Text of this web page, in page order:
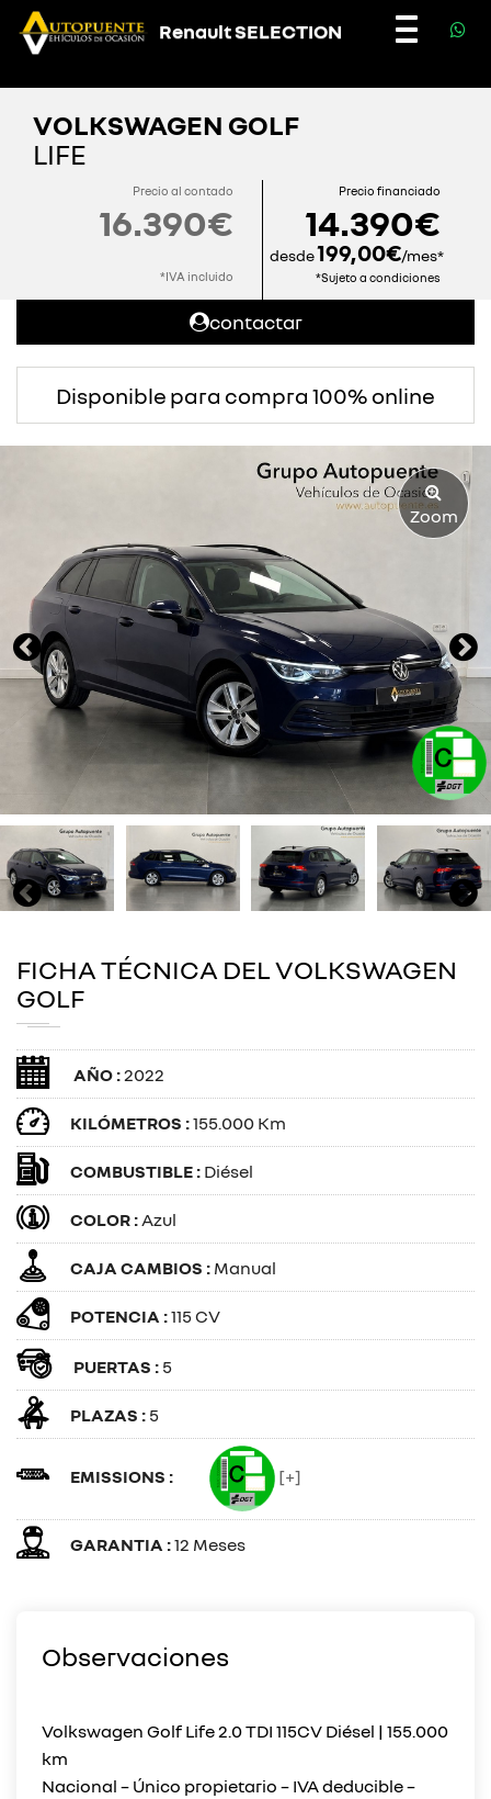
Renault SELECTION
Toggle
VOLKSWAGEN GOLF
LIFE
Precio al contado
16.390€
*IVA incluido
Precio financiado
14.390€
desde199,00€/mes*
*Sujeto a condiciones
contactar
Disponible para compra 100% online
Zoom
FICHA TÉCNICA DEL VOLKSWAGEN
GOLF
AÑO :2022
KILÓMETROS :155.000 Km
COMBUSTIBLE : Diésel
COLOR :Azul
CAJA CAMBIOS : Manual
POTENCIA :115 CV
PUERTAS : 5
PLAZAS : 5
EMISSIONS : [+]
GARANTIA :12 Meses
Observaciones
Volkswagen Golf Life 2.0 TDI 115CV Diésel | 155.000
km
Nacional – Único propietario – IVA deducible –